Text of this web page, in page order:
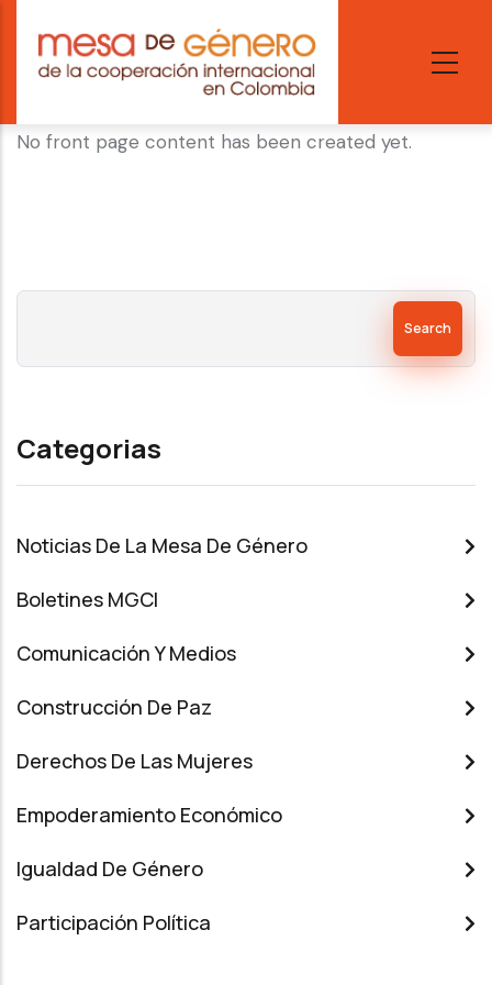
main
content
No front page content has been created yet.
Categorias
Noticias De La Mesa De Género
Boletines MGCI
Comunicación Y Medios
Construcción De Paz
Derechos De Las Mujeres
Empoderamiento Económico
Igualdad De Género
Participación Política